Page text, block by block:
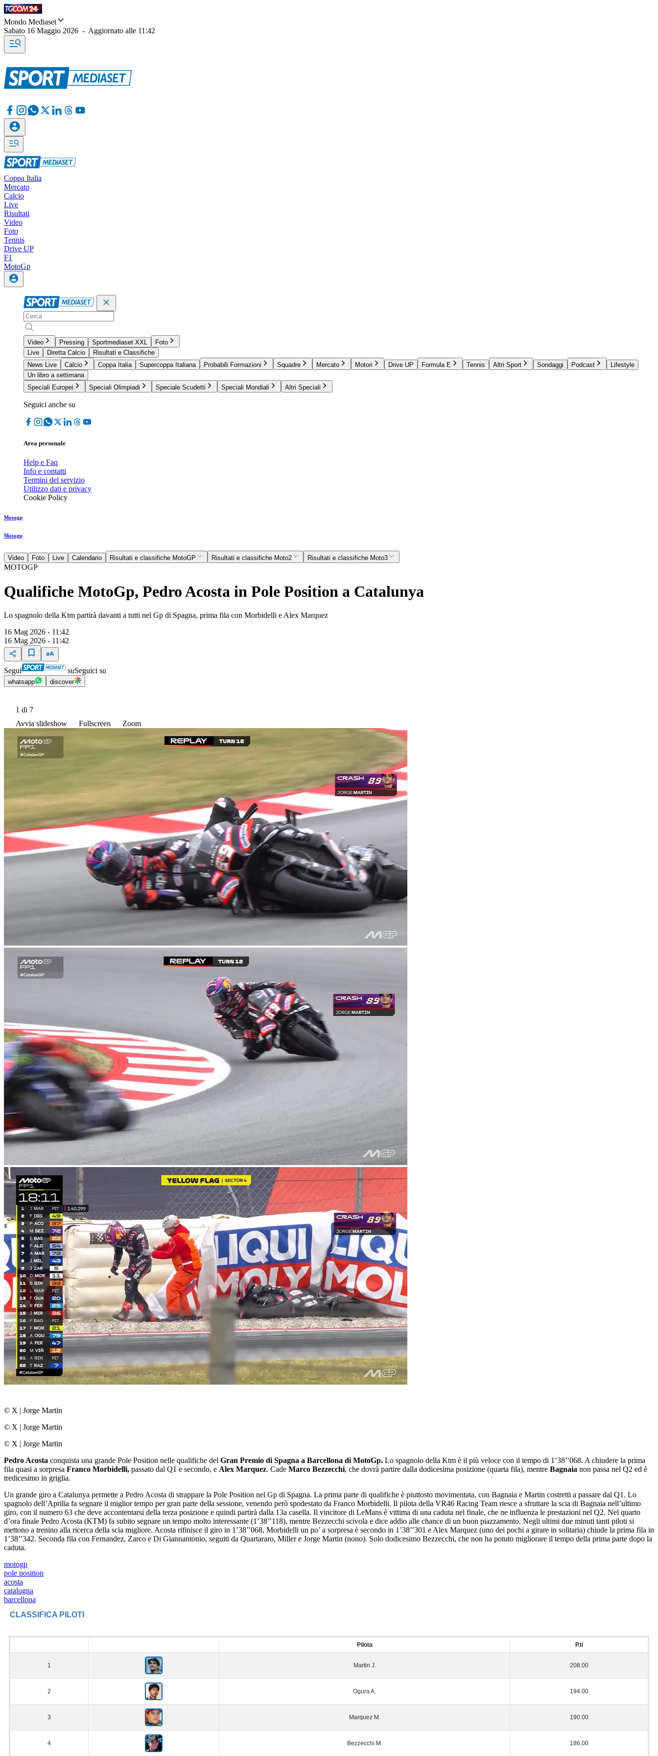
Mondo Mediaset
Sabato 16 Maggio 2026 - Aggiornato alle 11:42
Coppa Italia
Mercato
Calcio
Live
Risultati
Video
Foto
Tennis
Drive UP
F1
MotoGp
Video Pressing Sportmediaset XXL
Foto
Live
Diretta Calcio
Risultati e Classifiche
News Live
Calcio Coppa Italia Supercoppa Italiana Probabili Formazioni Squadre Mercato Motori Drive UP Formula E Tennis Altri Sport Sondaggi Podcast
Lifestyle
Un libro a settimana
Speciali Europei
Speciali Olimpiadi Speciale Scudetti Speciali Mondiali Altri Speciali
Seguici anche su
Area personale
Help e Faq
Info e contatti
Termini del servizio
Utilizzo dati e privacy
Cookie Policy
Motogp
Motogp
Video Foto Live Calendario Risultati e classifiche MotoGP Risultati e classifiche Moto2 Risultati e classifiche Moto3
MOTOGP
Qualifiche MotoGp, Pedro Acosta in Pole Position a Catalunya
Lo spagnolo della Ktm partirà davanti a tutti nel Gp di Spagna, prima fila con Morbidelli e Alex Marquez
16 Mag 2026 - 11:42
16 Mag 2026 - 11:42
Segui suSeguici su
whatsapp discover
1 di 7
Avvia slideshow
Fullscreen Zoom
© X | Jorge Martin
© X | Jorge Martin
© X | Jorge Martin
Pedro Acosta conquista una grande Pole Position nelle qualifiche del Gran Premio di Spagna a Barcellona di MotoGp. Lo spagnolo della Ktm è il più veloce con il tempo di 1’38’’068. A chiudere la prima
fila quasi a sorpresa Franco Morbidelli, passato dal Q1 e secondo, e Alex Marquez. Cade Marco Bezzecchi, che dovrà partire dalla dodicesima posizione (quarta fila), mentre Bagnaia non passa nel Q2 ed è
tredicesimo in griglia.
Un grande giro a Catalunya permette a Pedro Acosta di strappare la Pole Position nel Gp di Spagna. La prima parte di qualifiche è piuttosto movimentata, con Bagnaia e Martin costretti a passare dal Q1. Lo
spagnolo dell’Aprilia fa segnare il miglior tempo per gran parte della sessione, venendo però spodestato da Franco Morbidelli. Il pilota della VR46 Racing Team riesce a sfruttare la scia di Bagnaia nell’ultimo
giro, con il numero 63 che deve accontentarsi della terza posizione e quindi partirà dalla 13a casella. Il vincitore di LeMans è vittima di una caduta nel finale, che ne influenza le prestazioni nel Q2. Nel quarto
d’ora finale Pedro Acosta (KTM) fa subito segnare un tempo molto interessante (1’38’’118), mentre Bezzecchi scivola e dice addio alle chance di un buon piazzamento. Negli ultimi due minuti tanti piloti si
mettono a trenino alla ricerca della scia migliore. Acosta rifinisce il giro in 1’38’’068, Morbidelli un po’ a sorpresa è secondo in 1’38’’301 e Alex Marquez (uno dei pochi a girare in solitaria) chiude la prima fila in
1’38’’342. Seconda fila con Fernandez, Zarco e Di Giannantonio, seguiti da Quartararo, Miller e Jorge Martin (nono). Solo dodicesimo Bezzecchi, che non ha potuto migliorare il tempo della prima parte dopo la
caduta.
motogp
pole position
acosta
catalugna
barcellona